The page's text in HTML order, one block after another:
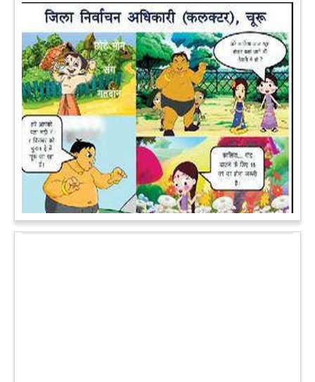
आधिकारिक घोषणा करते हुए पार्टी के मुद्दों के बारे में बताया.आगे पढ़ें
पेट पकड़ कर हंसने पर मजबूर हो जायेंगे आप जानवरों की ये अदाएं देखकर
कल्पना कीजिये उस दृश्य की, जिसमें कोई गिलहरी किसी मेंढक के साथ
लिप-लॉक कर रही हो। गिलहरी झूला झूल रही हो।आगे पढ़ें